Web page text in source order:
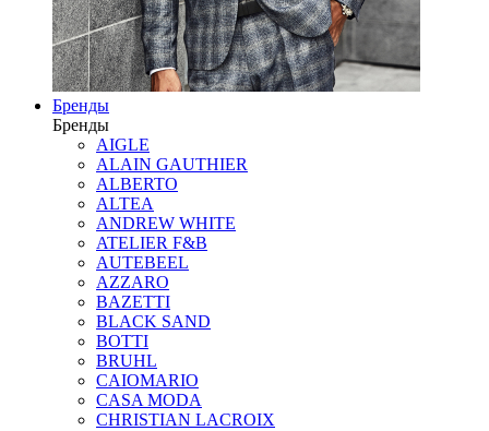
Бренды
Бренды
AIGLE
ALAIN GAUTHIER
ALBERTO
ALTEA
ANDREW WHITE
ATELIER F&B
AUTEBEEL
AZZARO
BAZETTI
BLACK SAND
BOTTI
BRUHL
CAIOMARIO
CASA MODA
CHRISTIAN LACROIX